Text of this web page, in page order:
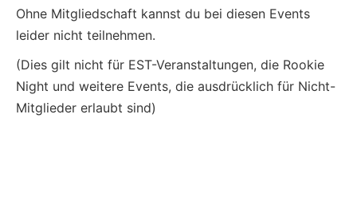
Ohne Mitgliedschaft kannst du bei diesen Events
leider nicht teilnehmen.
(Dies gilt nicht für EST-Veranstaltungen, die Rookie
Night und weitere Events, die ausdrücklich für Nicht-
Mitglieder erlaubt sind)